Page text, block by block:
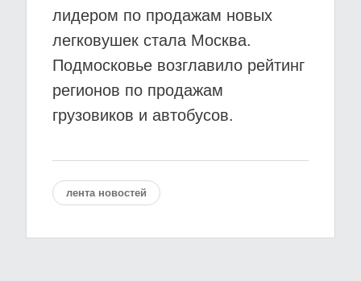
лидером по продажам новых
легковушек стала Москва.
Подмосковье возглавило рейтинг
регионов по продажам
грузовиков и автобусов.
лента новостей